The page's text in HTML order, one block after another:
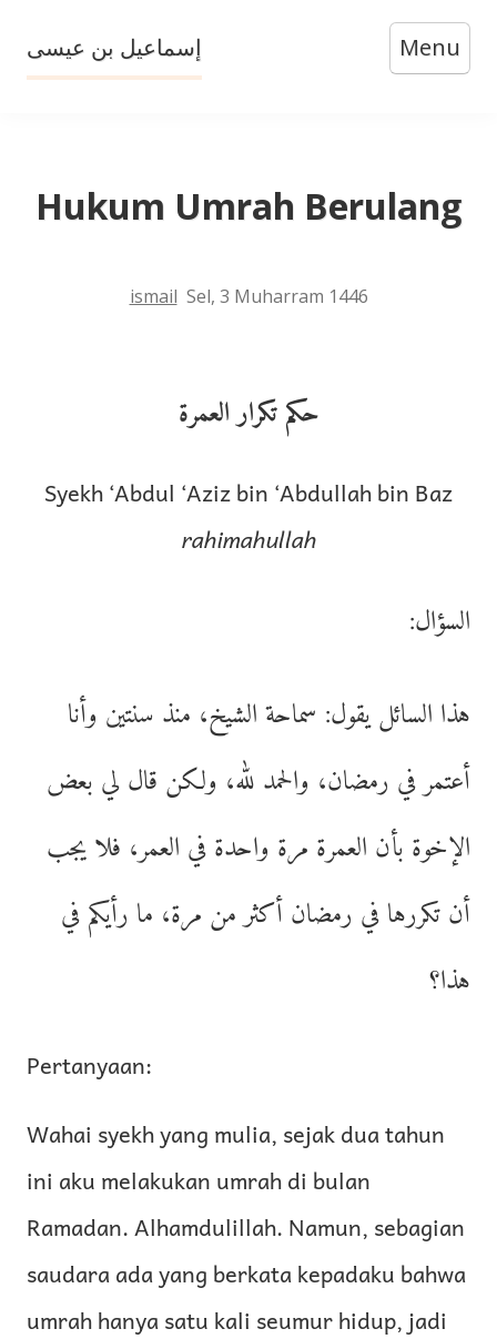
content
إسماعيل بن عيسى Menu
Hukum Umrah Berulang
ismail Sel, 3 Muharram 1446
حكم تكرار العمرة
Syekh ‘Abdul ‘Aziz bin ‘Abdullah bin Baz
rahimahullah
السؤال:
هذا السائل يقول: سماحة الشيخ، منذ سنتين وأنا
أعتمر في رمضان، والحمد لله، ولكن قال لي بعض
الإخوة بأن العمرة مرة واحدة في العمر، فلا يجب
أن تكررها في رمضان أكثر من مرة، ما رأيكم في
هذا؟
Pertanyaan:
Wahai syekh yang mulia, sejak dua tahun
ini aku melakukan umrah di bulan
Ramadan. Alhamdulillah. Namun, sebagian
saudara ada yang berkata kepadaku bahwa
umrah hanya satu kali seumur hidup, jadi